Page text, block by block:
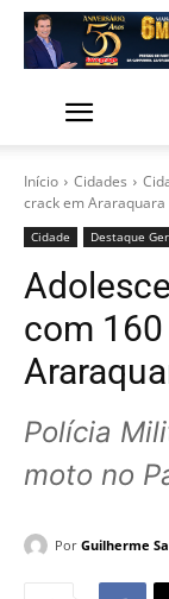
Início Cidades
crack em Araraquara
Cidade Destaque
com
Polícia
moto no
Por Guilherme